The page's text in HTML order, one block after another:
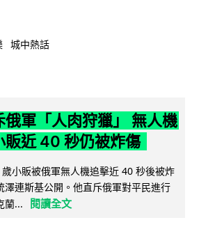
城中熱話
俄軍「人肉狩獵」 無人機
販近 40 秒仍被炸傷
小販被俄軍無人機追擊近 40 秒後被炸
澤連斯基公開。他直斥俄軍對平民進行
蘭...
閱讀全文